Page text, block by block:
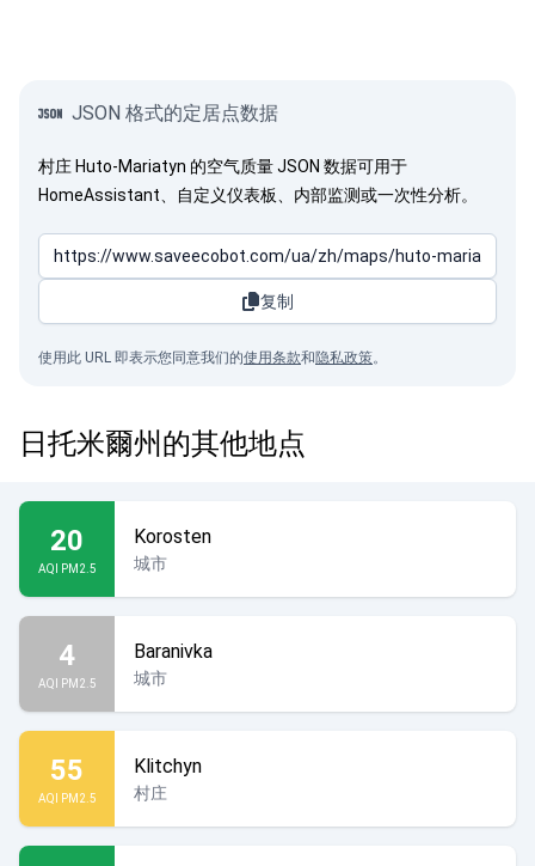
JSON 格式的定居点数据
村庄 Huto-Mariatyn 的空气质量 JSON 数据可用于
HomeAssistant、自定义仪表板、内部监测或一次性分析。
复制
使用此 URL 即表示您同意我们的使用条款和隐私政策。
日托米爾州的其他地点
20
AQI PM2.5
Korosten
城市
4
AQI PM2.5
Baranivka
城市
55
AQI PM2.5
Klitchyn
村庄